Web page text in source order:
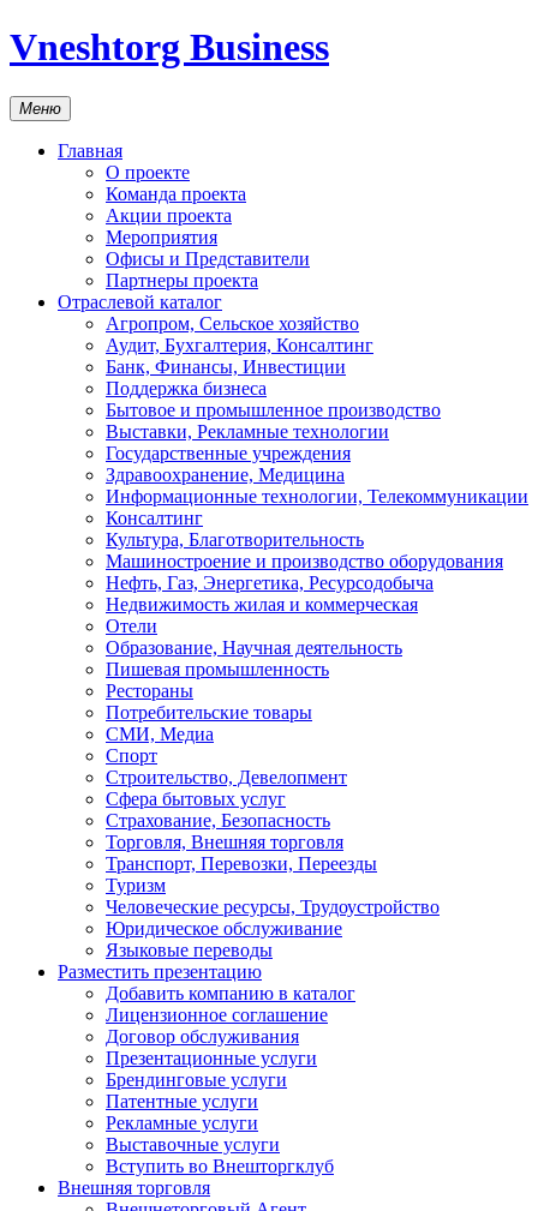
Vneshtorg Business
Меню
Главная
О проекте
Команда проекта
Акции проекта
Мероприятия
Офисы и Представители
Партнеры проекта
Отраслевой каталог
Агропром, Сельское хозяйство
Аудит, Бухгалтерия, Консалтинг
Банк, Финансы, Инвестиции
Поддержка бизнеса
Бытовое и промышленное производство
Выставки, Рекламные технологии
Государственные учреждения
Здравоохранение, Медицина
Информационные технологии, Телекоммуникации
Консалтинг
Культура, Благотворительность
Машиностроение и производство оборудования
Нефть, Газ, Энергетика, Ресурсодобыча
Недвижимость жилая и коммерческая
Отели
Образование, Научная деятельность
Пишевая промышленность
Рестораны
Потребительские товары
СМИ, Медиа
Спорт
Строительство, Девелопмент
Сфера бытовых услуг
Страхование, Безопасность
Торговля, Внешняя торговля
Транспорт, Перевозки, Переезды
Туризм
Человеческие ресурсы, Трудоустройство
Юридическое обслуживание
Языковые переводы
Разместить презентацию
Добавить компанию в каталог
Лицензионное соглашение
Договор обслуживания
Презентационные услуги
Брендинговые услуги
Патентные услуги
Рекламные услуги
Выставочные услуги
Вступить во Внешторгклуб
Внешняя торговля